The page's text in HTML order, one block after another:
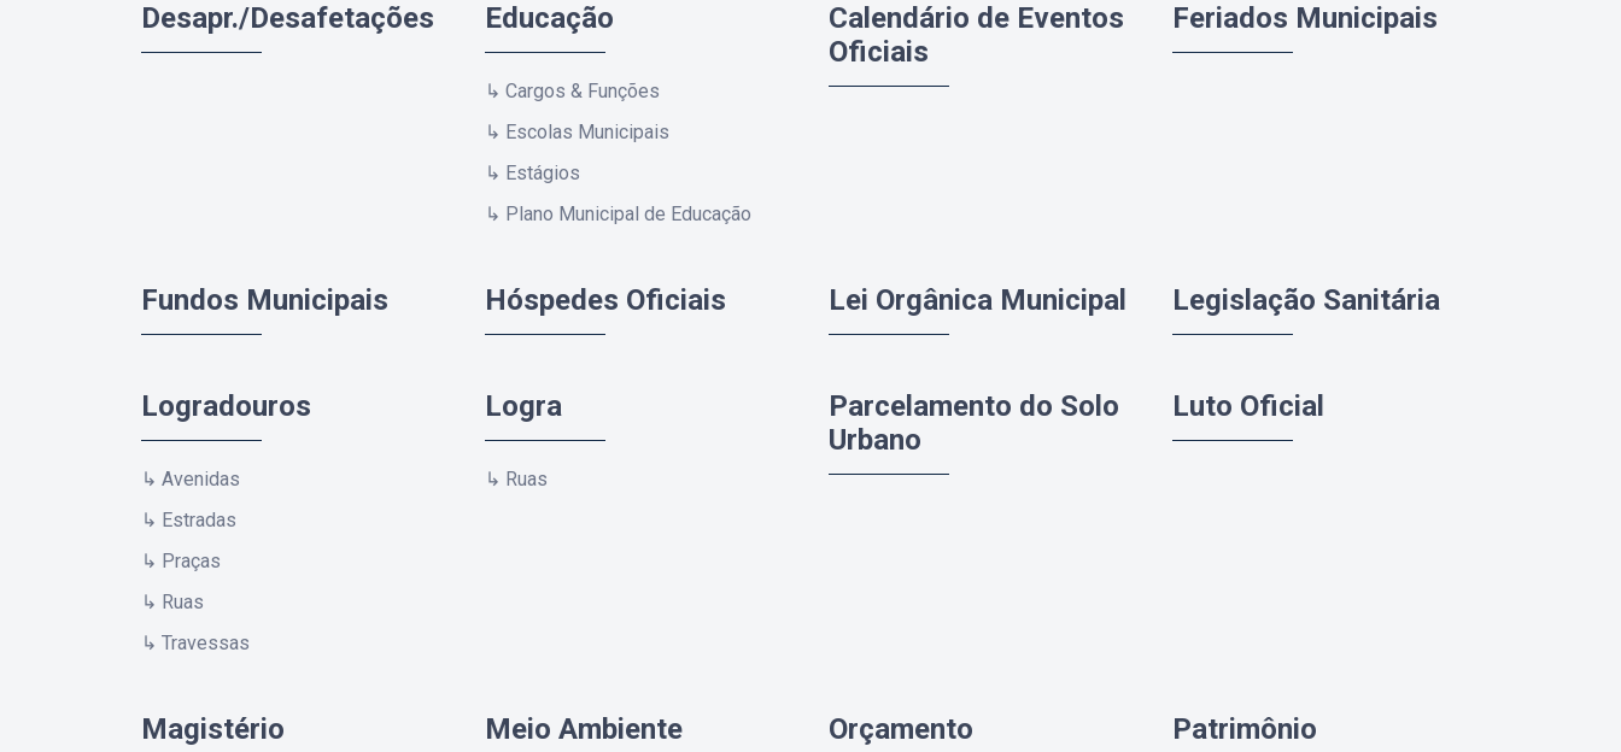
Desapr./Desafetações Educação
↳ Cargos & Funções
↳ Escolas Municipais
↳ Estágios
↳ Plano Municipal de Educação
Calendário de Eventos
Oficiais
Feriados Municipais
Fundos Municipais Hóspedes Oficiais Lei Orgânica Municipal Legislação Sanitária
Logradouros
↳ Avenidas
↳ Estradas
↳ Praças
↳ Ruas
↳ Travessas
Logra
↳ Ruas
Parcelamento do Solo
Urbano
Luto Oficial
Magistério Meio Ambiente Orçamento Patrimônio